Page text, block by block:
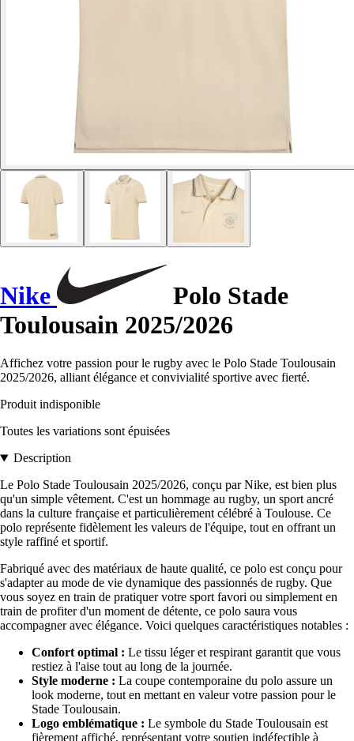
Nike
Polo Stade
Toulousain 2025/2026
Affichez votre passion pour le rugby avec le Polo Stade Toulousain
2025/2026, alliant élégance et convivialité sportive avec fierté.
Produit indisponible
Toutes les variations sont épuisées
Description
Le Polo Stade Toulousain 2025/2026, conçu par Nike, est bien plus
qu'un simple vêtement. C'est un hommage au rugby, un sport ancré
dans la culture française et particulièrement célébré à Toulouse. Ce
polo représente fidèlement les valeurs de l'équipe, tout en offrant un
style raffiné et sportif.
Fabriqué avec des matériaux de haute qualité, ce polo est conçu pour
s'adapter au mode de vie dynamique des passionnés de rugby. Que
vous soyez en train de pratiquer votre sport favori ou simplement en
train de profiter d'un moment de détente, ce polo saura vous
accompagner avec élégance. Voici quelques caractéristiques notables :
Confort optimal : Le tissu léger et respirant garantit que vous
restiez à l'aise tout au long de la journée.
Style moderne : La coupe contemporaine du polo assure un
look moderne, tout en mettant en valeur votre passion pour le
Stade Toulousain.
Logo emblématique : Le symbole du Stade Toulousain est
fièrement affiché, représentant votre soutien indéfectible à